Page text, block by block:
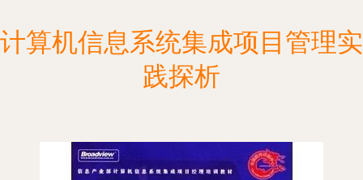
计算机信息系统集成项目管理实
践探析